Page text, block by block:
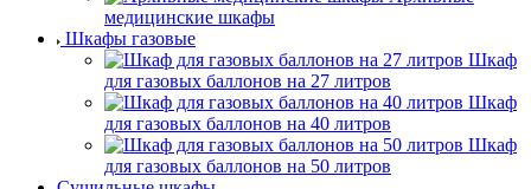
медицинские шкафы
Шкафы газовые
Шкаф
для газовых баллонов на 27 литров
Шкаф
для газовых баллонов на 40 литров
Шкаф
для газовых баллонов на 50 литров